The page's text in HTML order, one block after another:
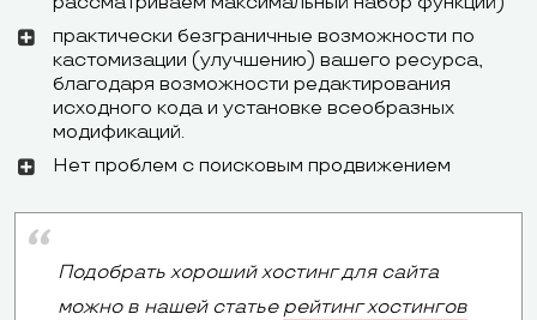
практически безграничные возможности по
кастомизации (улучшению) вашего ресурса,
благодаря возможности редактирования
исходного кода и установке всеобразных
модификаций.
Нет проблем с поисковым продвижением
Подобрать хороший хостинг для сайта
можно в нашей статье рейтинг хостингов